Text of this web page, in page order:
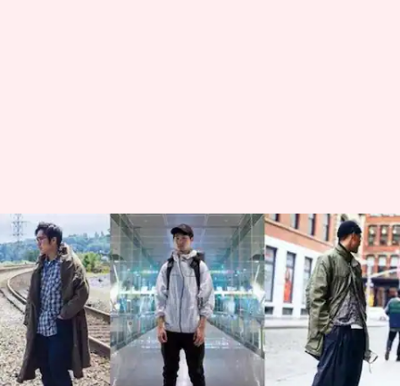
日本のストリートファッション
を支配するユニークなスニーカ
ースタイル
著者 Keito Komeda Jun 05, 2026 04:48 am
どんな話なの